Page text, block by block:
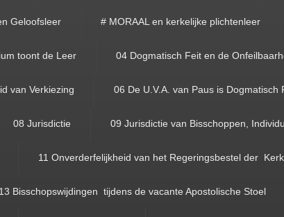
Geloofsleer # MORAAL en kerkelijke plichtenleer
toont de Leer 04 Dogmatisch Feit en de
van Verkiezing 06 De U.V.A. van Paus is Dogmatisch
08 Jurisdictie 09 Jurisdictie van Bisschoppen,
11 Onverderfelijkheid van het Regeringsbestel der
13 Bisschopswijdingen tijdens de vacante Apostolische Stoel